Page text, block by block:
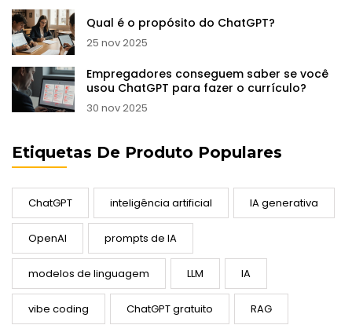
Qual é o propósito do ChatGPT?
25 nov 2025
Empregadores conseguem saber se você
usou ChatGPT para fazer o currículo?
30 nov 2025
Etiquetas De Produto Populares
ChatGPT inteligência artificial IA generativa
OpenAI prompts de IA
modelos de linguagem LLM IA
vibe coding ChatGPT gratuito RAG